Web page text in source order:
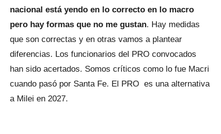
nacional está yendo en lo correcto en lo macro
pero hay formas que no me gustan. Hay medidas
que son correctas y en otras vamos a plantear
diferencias. Los funcionarios del PRO convocados
han sido acertados. Somos críticos como lo fue Macri
cuando pasó por Santa Fe. El PRO es una alternativa
a Milei en 2027.